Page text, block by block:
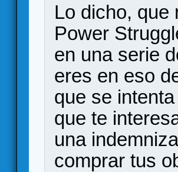
Lo dicho, que
Power
en una serie
eres en eso
que se
que te
una
comprar tus